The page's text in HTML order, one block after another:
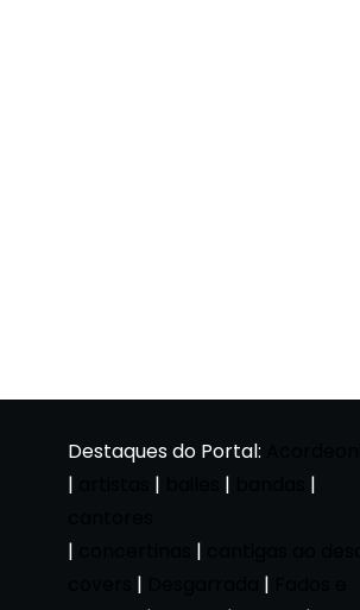
Destaques do Portal:
|
| |
|
|
|
| |